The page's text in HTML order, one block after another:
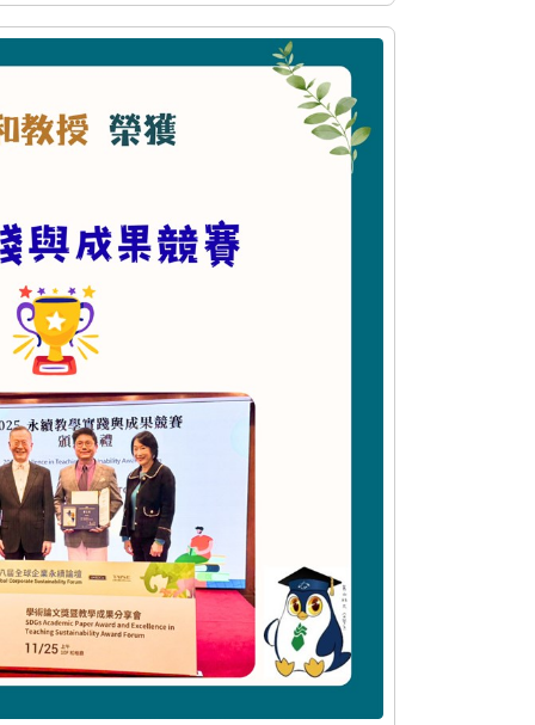
網海報-2025永續教學實踐與成果競賽第三名
覽會銀牌